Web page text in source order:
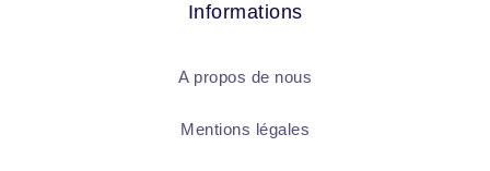
Informations
A propos de nous
Mentions légales